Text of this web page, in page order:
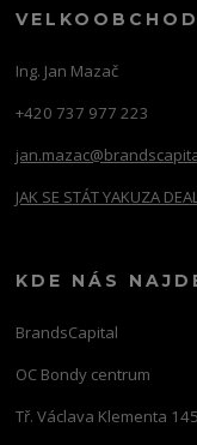
VELKOOBCHOD
Ing. Jan Mazač
+420 737 977 223
JAK SE STÁT YAKUZA
KDE NÁS
BrandsCapital
OC Bondy centrum
Tř. Václava Klementa